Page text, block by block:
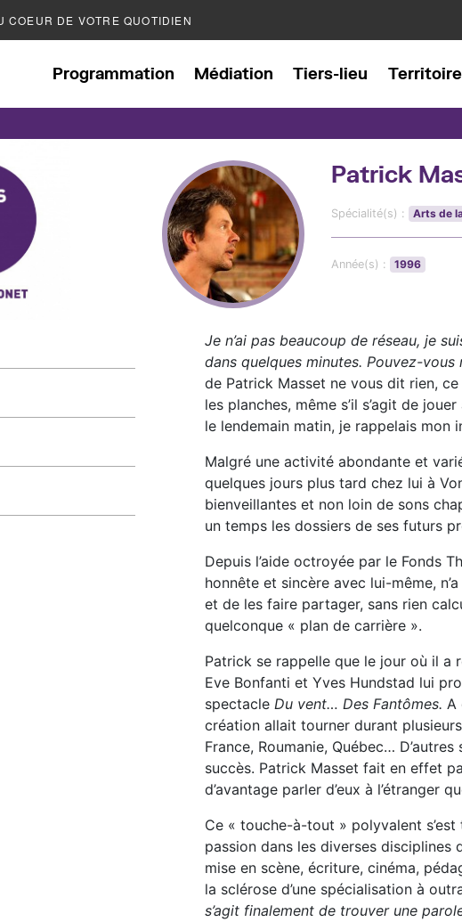
COEUR DE VOTRE QUOTIDIEN
Programmation Médiation Tiers-lieu Territoire
Patrick
Spécialité(s) : Arts de
Année(s) : 1996
Je n’ai pas beaucoup de réseau, je
dans quelques minutes. Pouvez-
de Patrick Masset ne vous dit rien,
les planches, même s’il s’agit de
le lendemain matin, je rappelais mon
Malgré une activité abondante et
quelques jours plus tard chez lui à
bienveillantes et non loin de sons
un temps les dossiers de ses futurs
Depuis l’aide octroyée par le Fonds
honnête et sincère avec lui-même,
et de les faire partager, sans rien
quelconque « plan de carrière ».
Patrick se rappelle que le jour où il a
Eve Bonfanti et Yves Hundstad lui
spectacle Du vent… Des Fantômes. A
création allait tourner durant
France, Roumanie, Québec…
succès. Patrick Masset fait en effet
d’avantage parler d’eux à l’étranger
Ce « touche-à-tout » polyvalent
passion dans les diverses disciplines
mise en scène, écriture, cinéma,
la sclérose d’une spécialisation à
s’agit finalement de trouver une